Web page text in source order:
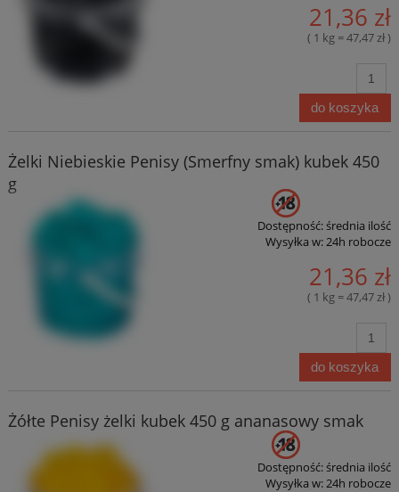
21,36 zł
( 1 kg = 47,47 zł )
do koszyka
Żelki Niebieskie Penisy (Smerfny smak) kubek 450
g
Dostępność:średnia ilość
Wysyłka w:24h robocze
21,36 zł
( 1 kg = 47,47 zł )
do koszyka
Żółte Penisy żelki kubek 450 g ananasowy smak
Dostępność:średnia ilość
Wysyłka w:24h robocze